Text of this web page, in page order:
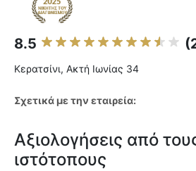
8.5
Κερατσίνι, Ακτή Ιωνίας 34
Σχετικά με την εταιρεία:
Αξιολογήσεις από
ιστότοπους